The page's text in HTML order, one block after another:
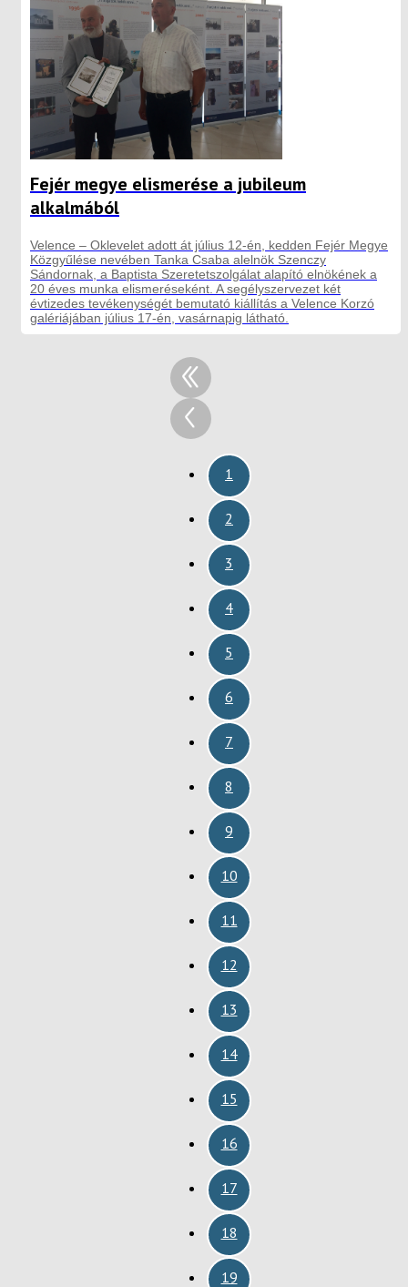
Fejér megye elismerése a jubileum
alkalmából
Velence – Oklevelet adott át július 12-én, kedden Fejér Megye
Közgyűlése nevében Tanka Csaba alelnök Szenczy
Sándornak, a Baptista Szeretetszolgálat alapító elnökének a
20 éves munka elismeréseként. A segélyszervezet két
évtizedes tevékenységét bemutató kiállítás a Velence Korzó
galériájában július 17-én, vasárnapig látható.
1
2
3
4
5
6
7
8
9
10
11
12
13
14
15
16
17
18
19